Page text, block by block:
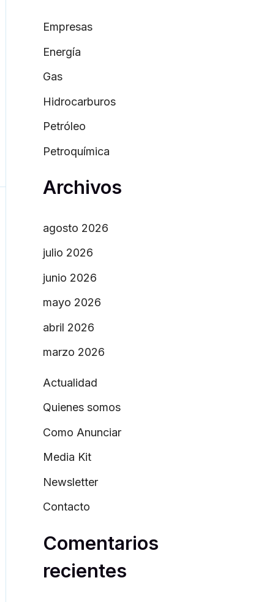
Empresas
Energía
Gas
Hidrocarburos
Petróleo
Petroquímica
Archivos
agosto 2026
julio 2026
junio 2026
mayo 2026
abril 2026
marzo 2026
Actualidad
Quienes somos
Como Anunciar
Media Kit
Newsletter
Contacto
Comentarios
recientes